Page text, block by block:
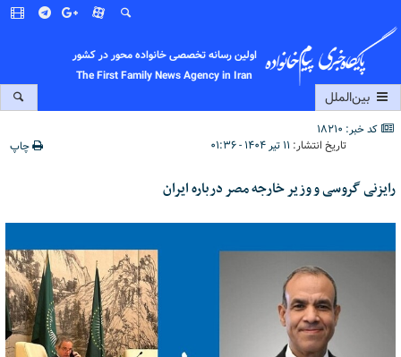
اولین رسانه تخصصی خانواده محور در کشور
The First Family News Agency in Iran
بین‌الملل
کد خبر: 18210
تاریخ انتشار: ۱۱ تیر ۱۴۰۴ - ۰۱:۳۶ چاپ
رایزنی گروسی و وزیر خارجه مصر درباره ایران